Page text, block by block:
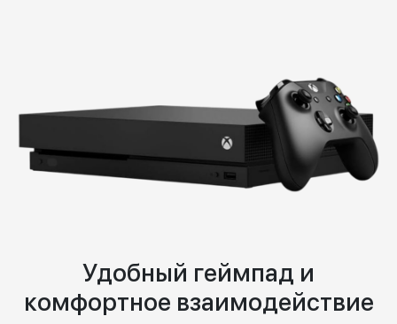
Удобный геймпад и
комфортное взаимодействие